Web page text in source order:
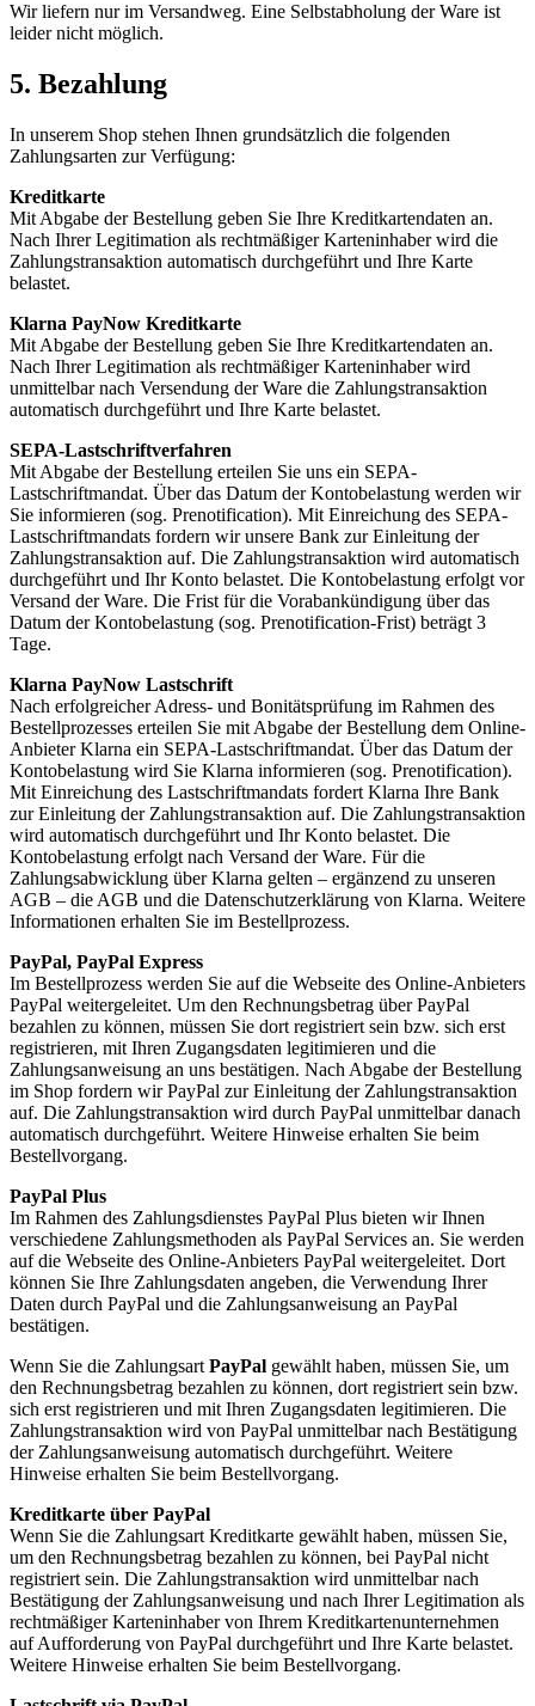
Wir liefern nur im Versandweg. Eine Selbstabholung der Ware ist
leider nicht möglich.
5. Bezahlung
In unserem Shop stehen Ihnen grundsätzlich die folgenden
Zahlungsarten zur Verfügung:
Kreditkarte
Mit Abgabe der Bestellung geben Sie Ihre Kreditkartendaten an.
Nach Ihrer Legitimation als rechtmäßiger Karteninhaber wird die
Zahlungstransaktion automatisch durchgeführt und Ihre Karte
belastet.
Klarna PayNow Kreditkarte
Mit Abgabe der Bestellung geben Sie Ihre Kreditkartendaten an.
Nach Ihrer Legitimation als rechtmäßiger Karteninhaber wird
unmittelbar nach Versendung der Ware die Zahlungstransaktion
automatisch durchgeführt und Ihre Karte belastet.
SEPA-Lastschriftverfahren
Mit Abgabe der Bestellung erteilen Sie uns ein SEPA-
Lastschriftmandat. Über das Datum der Kontobelastung werden wir
Sie informieren (sog. Prenotification). Mit Einreichung des SEPA-
Lastschriftmandats fordern wir unsere Bank zur Einleitung der
Zahlungstransaktion auf. Die Zahlungstransaktion wird automatisch
durchgeführt und Ihr Konto belastet. Die Kontobelastung erfolgt vor
Versand der Ware. Die Frist für die Vorabankündigung über das
Datum der Kontobelastung (sog. Prenotification-Frist) beträgt 3
Tage.
Klarna PayNow Lastschrift
Nach erfolgreicher Adress- und Bonitätsprüfung im Rahmen des
Bestellprozesses erteilen Sie mit Abgabe der Bestellung dem Online-
Anbieter Klarna ein SEPA-Lastschriftmandat. Über das Datum der
Kontobelastung wird Sie Klarna informieren (sog. Prenotification).
Mit Einreichung des Lastschriftmandats fordert Klarna Ihre Bank
zur Einleitung der Zahlungstransaktion auf. Die Zahlungstransaktion
wird automatisch durchgeführt und Ihr Konto belastet. Die
Kontobelastung erfolgt nach Versand der Ware. Für die
Zahlungsabwicklung über Klarna gelten – ergänzend zu unseren
AGB – die AGB und die Datenschutzerklärung von Klarna. Weitere
Informationen erhalten Sie im Bestellprozess.
PayPal, PayPal Express
Im Bestellprozess werden Sie auf die Webseite des Online-Anbieters
PayPal weitergeleitet. Um den Rechnungsbetrag über PayPal
bezahlen zu können, müssen Sie dort registriert sein bzw. sich erst
registrieren, mit Ihren Zugangsdaten legitimieren und die
Zahlungsanweisung an uns bestätigen. Nach Abgabe der Bestellung
im Shop fordern wir PayPal zur Einleitung der Zahlungstransaktion
auf. Die Zahlungstransaktion wird durch PayPal unmittelbar danach
automatisch durchgeführt. Weitere Hinweise erhalten Sie beim
Bestellvorgang.
PayPal Plus
Im Rahmen des Zahlungsdienstes PayPal Plus bieten wir Ihnen
verschiedene Zahlungsmethoden als PayPal Services an. Sie werden
auf die Webseite des Online-Anbieters PayPal weitergeleitet. Dort
können Sie Ihre Zahlungsdaten angeben, die Verwendung Ihrer
Daten durch PayPal und die Zahlungsanweisung an PayPal
bestätigen.
Wenn Sie die Zahlungsart PayPal gewählt haben, müssen Sie, um
den Rechnungsbetrag bezahlen zu können, dort registriert sein bzw.
sich erst registrieren und mit Ihren Zugangsdaten legitimieren. Die
Zahlungstransaktion wird von PayPal unmittelbar nach Bestätigung
der Zahlungsanweisung automatisch durchgeführt. Weitere
Hinweise erhalten Sie beim Bestellvorgang.
Kreditkarte über PayPal
Wenn Sie die Zahlungsart Kreditkarte gewählt haben, müssen Sie,
um den Rechnungsbetrag bezahlen zu können, bei PayPal nicht
registriert sein. Die Zahlungstransaktion wird unmittelbar nach
Bestätigung der Zahlungsanweisung und nach Ihrer Legitimation als
rechtmäßiger Karteninhaber von Ihrem Kreditkartenunternehmen
auf Aufforderung von PayPal durchgeführt und Ihre Karte belastet.
Weitere Hinweise erhalten Sie beim Bestellvorgang.